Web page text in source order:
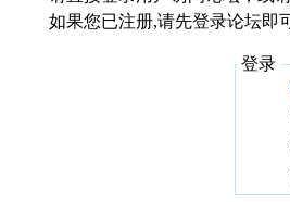
如果您已注册,请先登录论坛即
登录